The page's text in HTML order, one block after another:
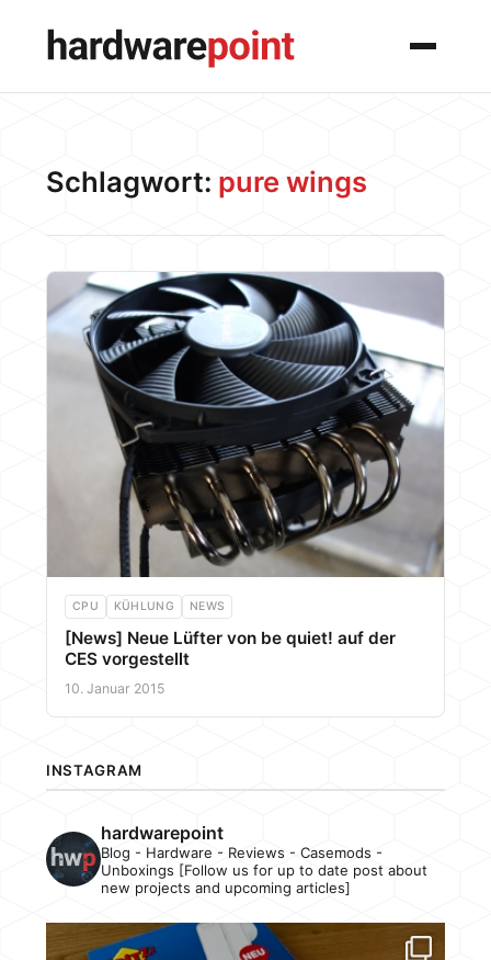
Menü
Schlagwort: pure wings
CPU KÜHLUNG NEWS
[News] Neue Lüfter von be quiet! auf der
CES vorgestellt
10. Januar 2015
INSTAGRAM
hardwarepoint
Blog - Hardware - Reviews - Casemods -
Unboxings [Follow us for up to date post about
new projects and upcoming articles]